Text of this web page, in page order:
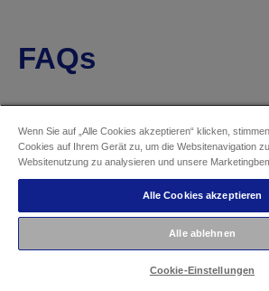
FAQs
Was ist Epson Print
Was sind die Vorteile
Wenn Sie auf „Alle Cookies akzeptieren“ klicken,
Cookies auf Ihrem Gerät zu, um die Websitenavigation
Websitenutzung zu analysieren und unsere
Alle Cookies akzeptieren
Alle ablehnen
Cookie-Einstellungen